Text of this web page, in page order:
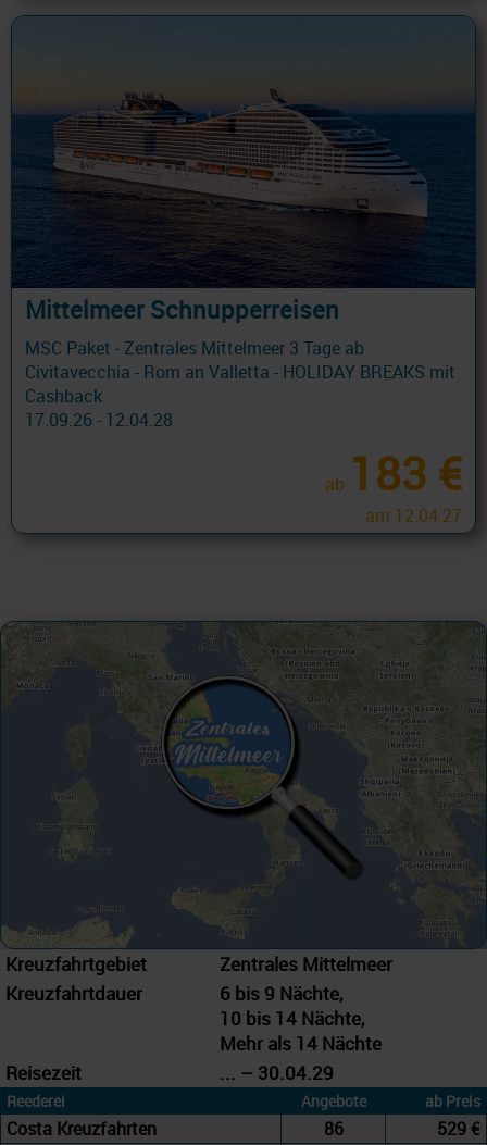
Mittelmeer Schnupperreisen
MSC Paket - Zentrales Mittelmeer 3 Tage ab
Civitavecchia - Rom an Valletta - HOLIDAY BREAKS mit
Cashback
17.09.26 - 12.04.28
ab 183 €
am 12.04.27
Kreuzfahrtgebiet
Zentrales Mittelmeer
Kreuzfahrtdauer
6 bis 9 Nächte,
10 bis 14 Nächte,
Mehr als 14 Nächte
Reisezeit
... – 30.04.29
Reederei Angebote ab Preis
Costa Kreuzfahrten 86
529 €